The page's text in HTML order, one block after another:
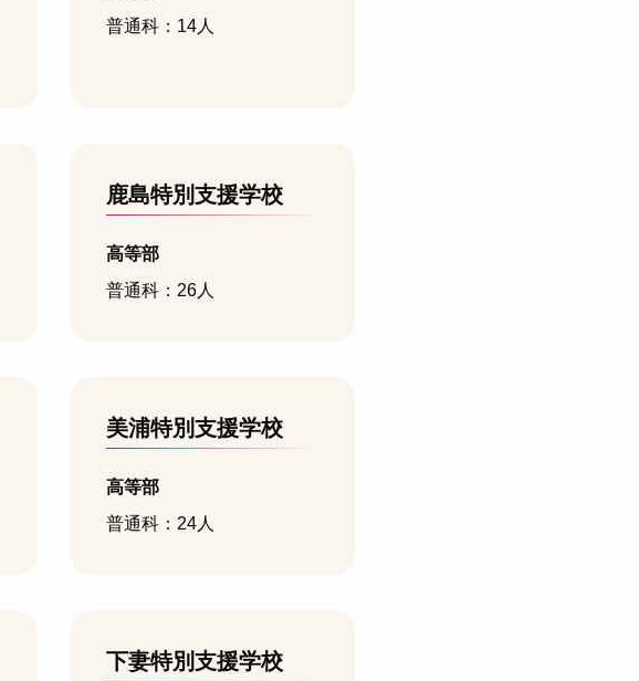
普通科：14人
鹿島特別支援学校
高等部
普通科：26人
美浦特別支援学校
高等部
普通科：24人
下妻特別支援学校